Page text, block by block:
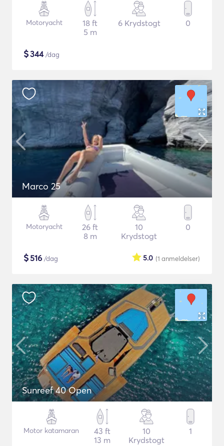
Motoryacht
18 ft
5 m
6 Krydstogt 0
$344/dag
Marco 25
Motoryacht
26 ft
8 m
10
Krydstogt
0
$516 /dag (1 anmeldelser)
5.0
Sunreef 40 Open
Motor katamaran
43 ft
13 m
10
Krydstogt
1